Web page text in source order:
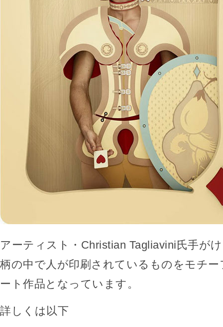
アーティスト・Christian Tagliavini氏手が
柄の中で人が印刷されているものをモチ
ート作品となっています。
詳しくは以下